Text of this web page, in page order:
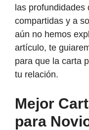
las
compartidas y a
aún no hemos
artículo, te
para que la carta
tu relación.
Mejor
para